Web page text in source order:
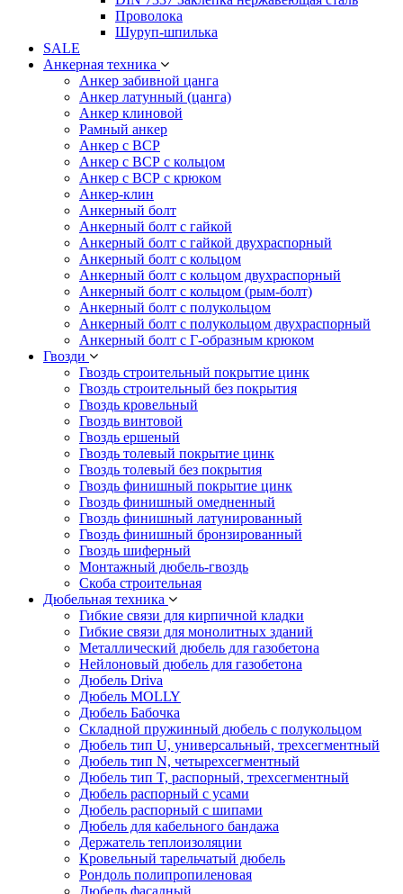
Проволока
Шуруп-шпилька
SALE
Анкерная техника
Анкер забивной цанга
Анкер латунный (цанга)
Анкер клиновой
Рамный анкер
Анкер с ВСР
Анкер с ВСР с кольцом
Анкер с ВСР с крюком
Анкер-клин
Анкерный болт
Анкерный болт с гайкой
Анкерный болт с гайкой двухраспорный
Анкерный болт с кольцом
Анкерный болт с кольцом двухраспорный
Анкерный болт с кольцом (рым-болт)
Анкерный болт с полукольцом
Анкерный болт с полукольцом двухраспорный
Анкерный болт с Г-образным крюком
Гвозди
Гвоздь строительный покрытие цинк
Гвоздь строительный без покрытия
Гвоздь кровельный
Гвоздь винтовой
Гвоздь ершеный
Гвоздь толевый покрытие цинк
Гвоздь толевый без покрытия
Гвоздь финишный покрытие цинк
Гвоздь финишный омедненный
Гвоздь финишный латунированный
Гвоздь финишный бронзированный
Гвоздь шиферный
Монтажный дюбель-гвоздь
Скоба строительная
Дюбельная техника
Гибкие связи для кирпичной кладки
Гибкие связи для монолитных зданий
Металлический дюбель для газобетона
Нейлоновый дюбель для газобетона
Дюбель Driva
Дюбель MOLLY
Дюбель Бабочка
Складной пружинный дюбель с полукольцом
Дюбель тип U, универсальный, трехсегментный
Дюбель тип N, четырехсегментный
Дюбель тип T, распорный, трехсегментный
Дюбель распорный с усами
Дюбель распорный с шипами
Дюбель для кабельного бандажа
Держатель теплоизоляции
Кровельный тарельчатый дюбель
Рондоль полипропиленовая